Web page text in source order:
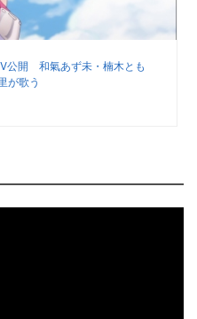
公開 和氣あず未・楠木とも
が歌う